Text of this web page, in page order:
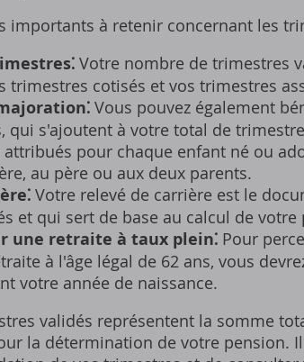
importants à retenir concernant les
Votre nombre de trimestres
trimestres cotisés et vos trimestres
Vous pouvez également
qui s'ajoutent à votre total de
pour chaque enfant né ou
au père ou aux deux parents.
Votre relevé de carrière est le
et qui sert de base au calcul de
une retraite à taux plein⁚ Pour
à l'âge légal de 62 ans‚ vous
votre année de naissance.
validés représentent la somme
la détermination de votre pension.